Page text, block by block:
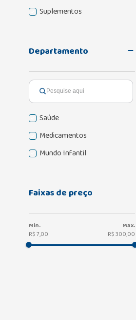
Suplementos
Departamento
Saúde
Medicamentos
Mundo Infantil
Faixas de preço
R$ 7,00 R$ 300,00